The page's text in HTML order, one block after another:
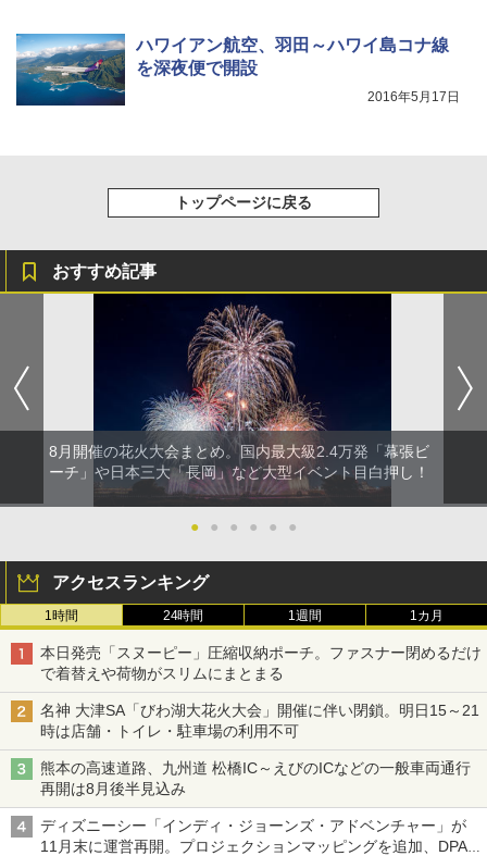
ハワイアン航空、羽田～ハワイ島コナ線
を深夜便で開設
2016年5月17日
トップページに戻る
おすすめ記事
8月開催の花火大会まとめ。国内最大級2.4万発「幕張ビ
ーチ」や日本三大「長岡」など大型イベント目白押し！
● ● ● ● ● ●
アクセスランキング
1時間 24時間 1週間 1カ月
本日発売「スヌーピー」圧縮収納ポーチ。ファスナー閉めるだけ
で着替えや荷物がスリムにまとまる
名神 大津SA「びわ湖大花火大会」開催に伴い閉鎖。明日15～21
時は店舗・トイレ・駐車場の利用不可
熊本の高速道路、九州道 松橋IC～えびのICなどの一般車両通行
再開は8月後半見込み
ディズニーシー「インディ・ジョーンズ・アドベンチャー」が
11月末に運営再開。プロジェクションマッピングを追加、DPA